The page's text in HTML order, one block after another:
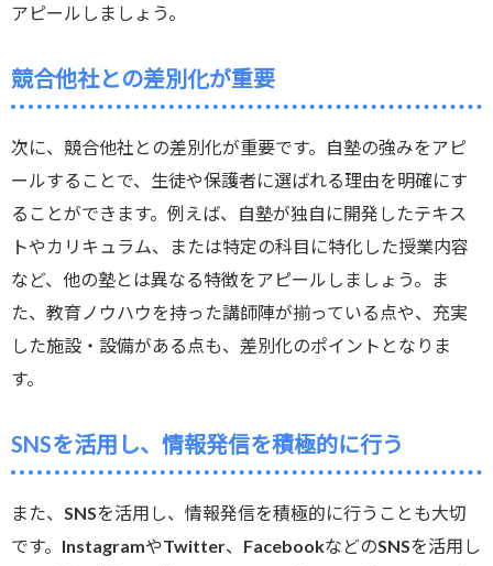
アピールしましょう。
競合他社との差別化が重要
次に、競合他社との差別化が重要です。自塾の強みをアピ
ールすることで、生徒や保護者に選ばれる理由を明確にす
ることができます。例えば、自塾が独自に開発したテキス
トやカリキュラム、または特定の科目に特化した授業内容
など、他の塾とは異なる特徴をアピールしましょう。ま
た、教育ノウハウを持った講師陣が揃っている点や、充実
した施設・設備がある点も、差別化のポイントとなりま
す。
SNSを活用し、情報発信を積極的に行う
また、SNSを活用し、情報発信を積極的に行うことも大切
です。InstagramやTwitter、FacebookなどのSNSを活用し